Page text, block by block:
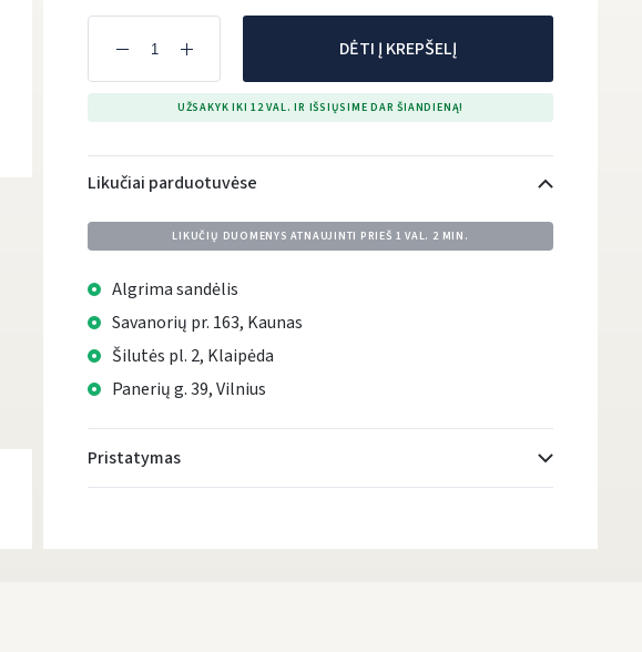
DĖTI Į KREPŠELĮ
UŽSAKYK IKI 12 VAL. IR IŠSIŲSIME DAR ŠIANDIENĄ!
Likučiai parduotuvėse
LIKUČIŲ DUOMENYS ATNAUJINTI PRIEŠ 1 VAL. 2 MIN.
Algrima sandėlis
Savanorių pr. 163, Kaunas
Šilutės pl. 2, Klaipėda
Panerių g. 39, Vilnius
Pristatymas